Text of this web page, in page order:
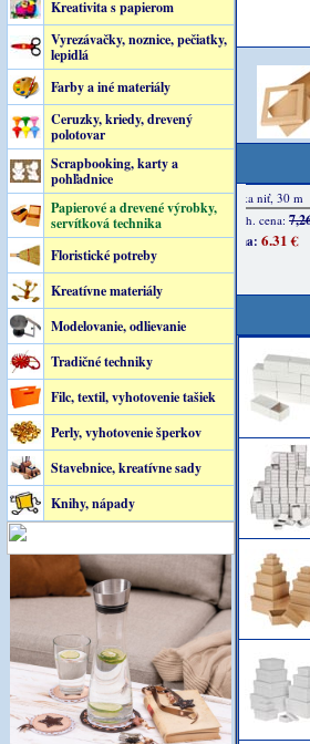
Kreativita s papierom
Vyrezávačky, noznice, pečiatky,
lepidlá
Farby a iné materiály
Ceruzky, kriedy, drevený
polotovar
Scrapbooking, karty a
pohľadnice
Papierové a drevené výrobky,
servítková technika
Floristické potreby
Kreatívne materiály
Modelovanie, odlievanie
Tradičné techniky
Filc, textil, vyhotovenie tašiek
Perly, vyhotovenie šperkov
Stavebnice, kreatívne sady
Knihy, nápady